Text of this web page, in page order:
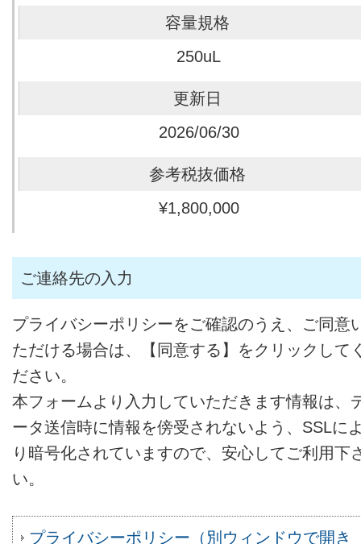
250uL
2026/06/30
¥1,800,000
ご連絡先の入力
プライバシーポリシーをご確認のうえ、ご同意
ただける場合は、【同意する】をクリックして
ださい。
本フォームより入力していただきます情報は、
ータ送信時に情報を傍受されないよう、SSLに
り暗号化されていますので、安心してご利用下
い。
プライバシーポリシー（別ウィンドウで開き